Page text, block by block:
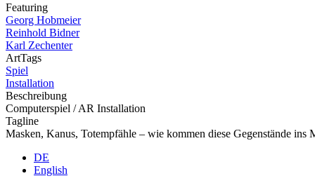
Featuring
Georg Hobmeier
Reinhold Bidner
Karl Zechenter
ArtTags
Spiel
Installation
Beschreibung
Computerspiel / AR Installation
Tagline
Masken, Kanus, Totempfähle – wie kommen diese Gegenstände ins
DE
English